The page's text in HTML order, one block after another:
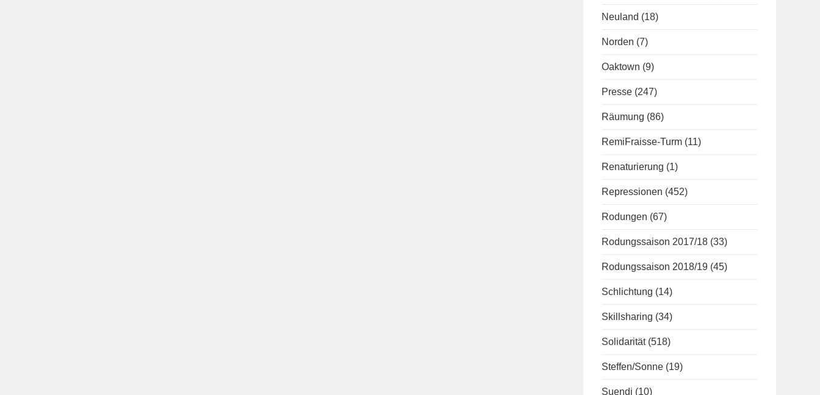
Neuland (18)
Norden (7)
Oaktown (9)
Presse (247)
Räumung (86)
RemiFraisse-Turm (11)
Renaturierung (1)
Repressionen (452)
Rodungen (67)
Rodungssaison 2017/18 (33)
Rodungssaison 2018/19 (45)
Schlichtung (14)
Skillsharing (34)
Solidarität (518)
Steffen/Sonne (19)
Suendi (10)